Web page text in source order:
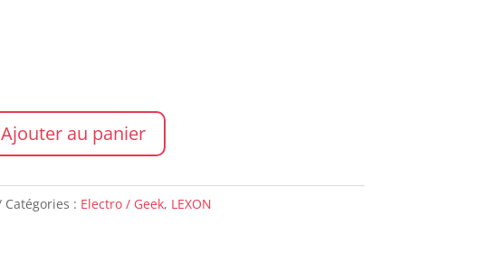
Ajouter au panier
Catégories : Electro / Geek, LEXON